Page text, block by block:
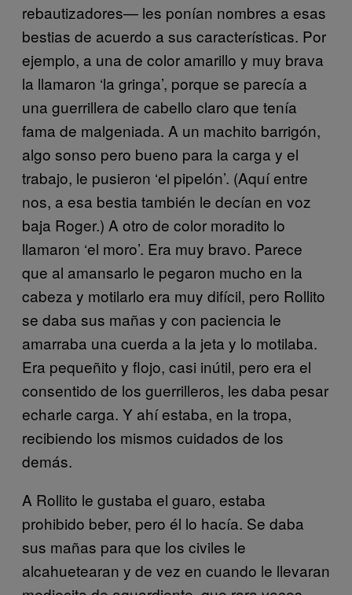
rebautizadores— les ponían nombres a esas
bestias de acuerdo a sus características. Por
ejemplo, a una de color amarillo y muy brava
la llamaron ‘la gringa’, porque se parecía a
una guerrillera de cabello claro que tenía
fama de malgeniada. A un machito barrigón,
algo sonso pero bueno para la carga y el
trabajo, le pusieron ‘el pipelón’. (Aquí entre
nos, a esa bestia también le decían en voz
baja Roger.) A otro de color moradito lo
llamaron ‘el moro’. Era muy bravo. Parece
que al amansarlo le pegaron mucho en la
cabeza y motilarlo era muy difícil, pero Rollito
se daba sus mañas y con paciencia le
amarraba una cuerda a la jeta y lo motilaba.
Era pequeñito y flojo, casi inútil, pero era el
consentido de los guerrilleros, les daba pesar
echarle carga. Y ahí estaba, en la tropa,
recibiendo los mismos cuidados de los
demás.
A Rollito le gustaba el guaro, estaba
prohibido beber, pero él lo hacía. Se daba
sus mañas para que los civiles le
alcahuetearan y de vez en cuando le llevaran